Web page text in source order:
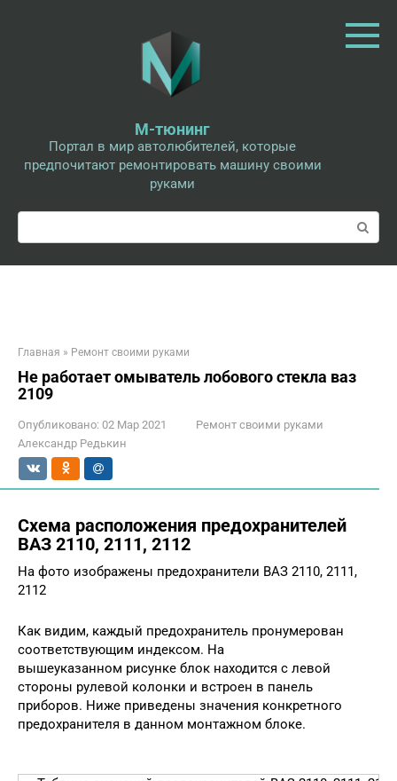
М-тюнинг
Портал в мир автолюбителей, которые
предпочитают ремонтировать машину своими
руками
Поиск:
Главная » Ремонт своими руками
Не работает омыватель лобового стекла ваз
2109
Опубликовано: 02 Мар 2021
Ремонт своими руками
Александр Редькин
Схема расположения предохранителей
ВАЗ 2110, 2111, 2112
На фото изображены предохранители ВАЗ 2110, 2111,
2112
Как видим, каждый предохранитель пронумерован
соответствующим индексом. На
вышеуказанном рисунке блок находится с левой
стороны рулевой колонки и встроен в панель
приборов. Ниже приведены значения конкретного
предохранителя в данном монтажном блоке.